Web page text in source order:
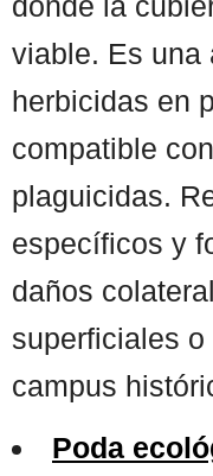
viable. Es una
herbicidas en
compatible
plaguicidas.
específicos y
daños
superficiales
campus
Poda